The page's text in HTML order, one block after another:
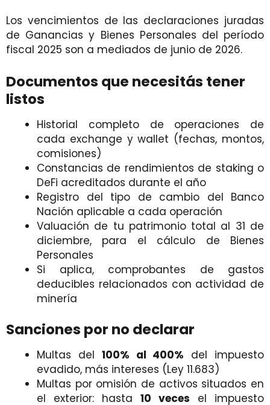
Los vencimientos de las declaraciones juradas
de Ganancias y Bienes Personales del período
fiscal 2025 son a mediados de junio de 2026.
Documentos que necesitás tener
listos
Historial completo de operaciones de
cada exchange y wallet (fechas, montos,
comisiones)
Constancias de rendimientos de staking o
DeFi acreditados durante el año
Registro del tipo de cambio del Banco
Nación aplicable a cada operación
Valuación de tu patrimonio total al 31 de
diciembre, para el cálculo de Bienes
Personales
Si aplica, comprobantes de gastos
deducibles relacionados con actividad de
minería
Sanciones por no declarar
Multas del 100% al 400% del impuesto
evadido, más intereses (Ley 11.683)
Multas por omisión de activos situados en
el exterior: hasta 10 veces el impuesto